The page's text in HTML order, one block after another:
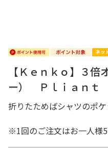
【Ｋｅｎｋｏ】３
ー） Ｐｌｉａｎ
折りたためばシャツのポ
※1回のご注文はお一人様5